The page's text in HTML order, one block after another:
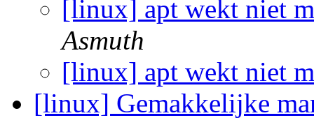
[linux] apt wekt niet
Asmuth
[linux] apt wekt niet
[linux] Gemakkelijke